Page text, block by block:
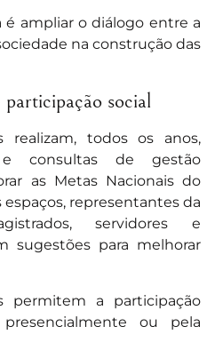
ampliar o diálogo entre a
na construção das
social
realizam, todos os anos,
e consultas de gestão
as Metas Nacionais do
espaços, representantes da
servidores e
sugestões para melhorar
permitem a participação
ou pela